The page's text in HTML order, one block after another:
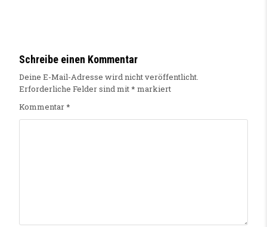
Schreibe einen Kommentar
Deine E-Mail-Adresse wird nicht veröffentlicht.
Erforderliche Felder sind mit* markiert
Kommentar*